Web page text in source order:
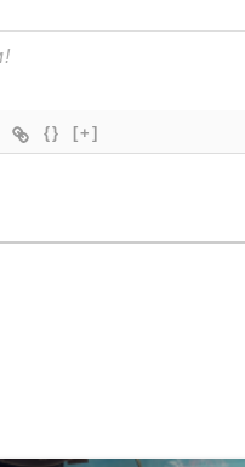
{} [+]